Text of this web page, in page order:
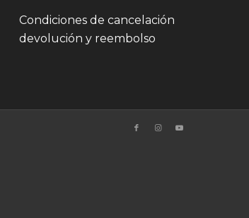
Condiciones de cancelación
devolución y reembolso